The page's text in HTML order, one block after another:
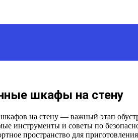
шкафы на стену
на стену — важный этап
инструменты и советы по
пространство для